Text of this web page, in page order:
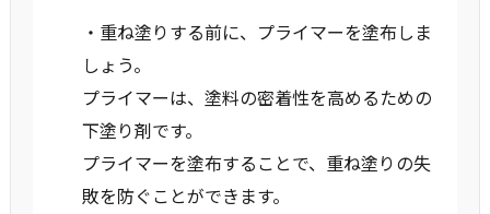
・重ね塗りする前に、プライマーを塗布しま
しょう。
プライマーは、塗料の密着性を高めるための
下塗り剤です。
プライマーを塗布することで、重ね塗りの失
敗を防ぐことができます。